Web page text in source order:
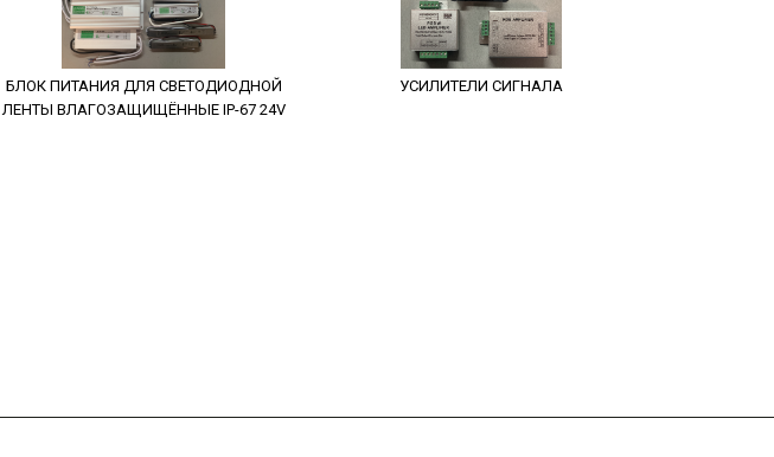
БЛОК ПИТАНИЯ ДЛЯ СВЕТОДИОДНОЙ
ЛЕНТЫ ВЛАГОЗАЩИЩЁННЫЕ IP-67 24V
УСИЛИТЕЛИ СИГНАЛА